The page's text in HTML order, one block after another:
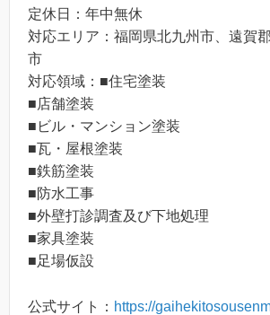
定休日：年中無休
対応エリア：福岡県北九州市、遠賀
市
対応領域：■住宅塗装
■店舗塗装
■ビル・マンション塗装
■瓦・屋根塗装
■鉄筋塗装
■防水工事
■外壁打診調査及び下地処理
■家具塗装
■足場仮設
公式サイト： https://